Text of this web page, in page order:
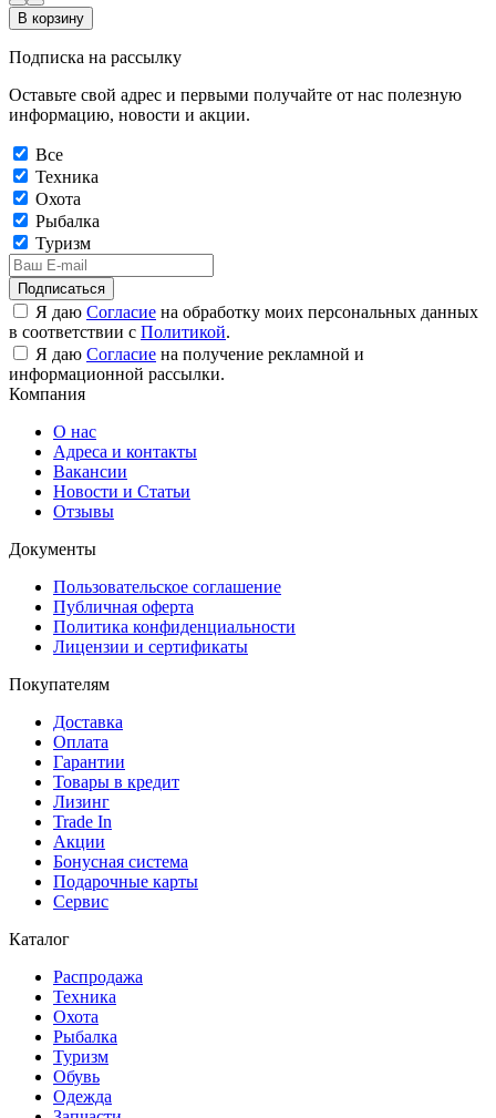
В корзину
Подписка на рассылку
Оставьте свой адрес и первыми получайте от нас полезную
информацию, новости и акции.
Все
Техника
Охота
Рыбалка
Туризм
Подписаться
Я даю Согласие на обработку моих персональных данных
в соответствии с Политикой.
Я даю Согласие на получение рекламной и
информационной рассылки.
Компания
О нас
Адреса и контакты
Вакансии
Новости и Статьи
Отзывы
Документы
Пользовательское соглашение
Публичная оферта
Политика конфиденциальности
Лицензии и сертификаты
Покупателям
Доставка
Оплата
Гарантии
Товары в кредит
Лизинг
Trade In
Акции
Бонусная система
Подарочные карты
Сервис
Каталог
Распродажа
Техника
Охота
Рыбалка
Туризм
Обувь
Одежда